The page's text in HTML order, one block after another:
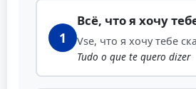
1
Всё, что я хочу
Vse, что я хочу тебе
Tudo o que te quero dizer